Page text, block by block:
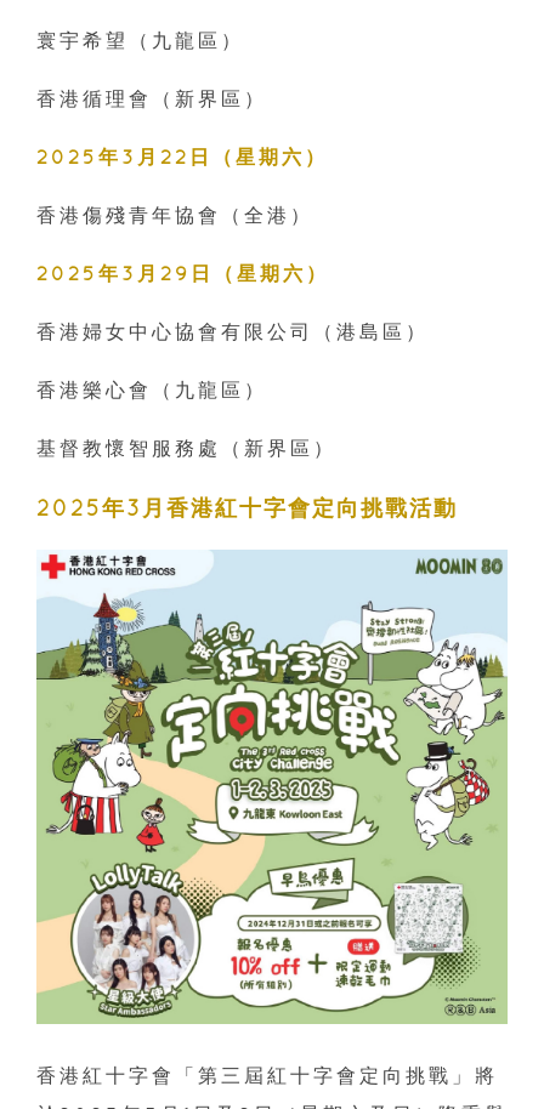
寰宇希望（九龍區）
香港循理會（新界區）
2025年3月22日（星期六）
香港傷殘青年協會（全港）
2025年3月29日（星期六）
香港婦女中心協會有限公司（港島區）
香港樂心會（九龍區）
基督教懷智服務處（新界區）
2025年3月香港紅十字會定向挑戰活動
香港紅十字會「第三屆紅十字會定向挑戰」將